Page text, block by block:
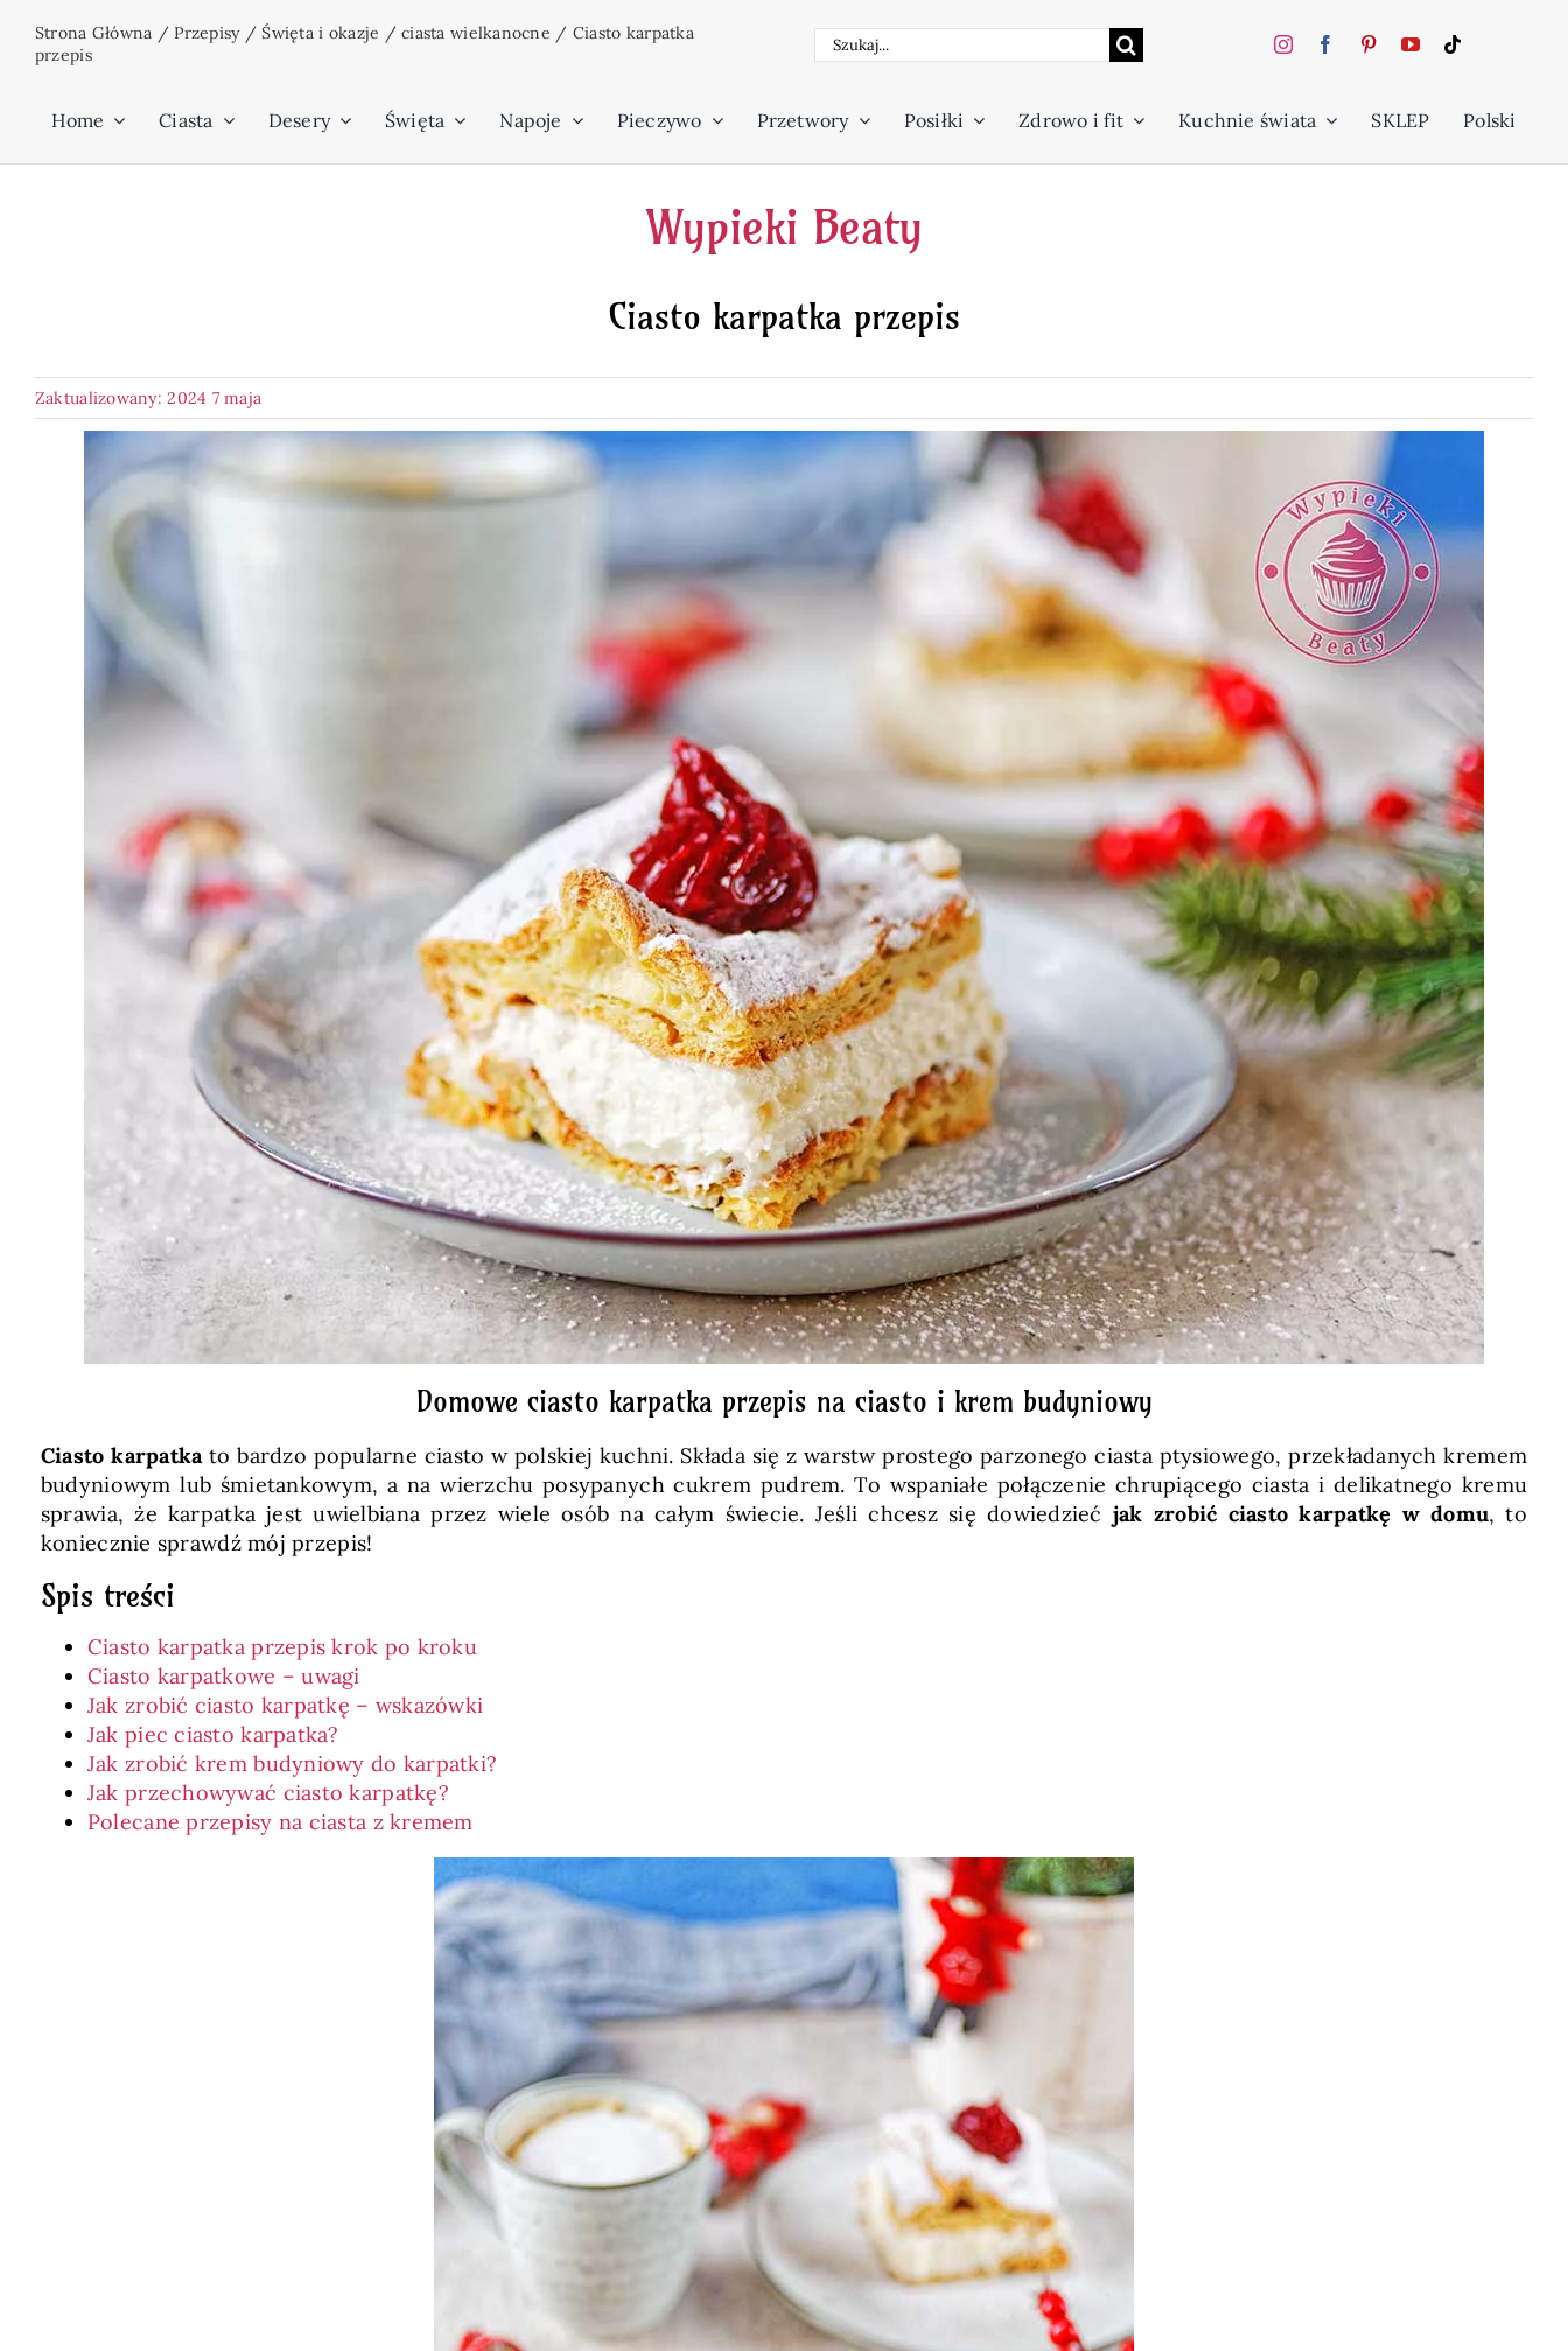
zawartości
Strona Główna /Przepisy/Święta i okazje /ciasta wielkanocne / Ciasto karpatka
przepis
Szukaj
Home Ciasta Desery Święta Napoje Pieczywo Przetwory Posiłki Zdrowo i fit Kuchnie świata SKLEP Polski
Wypieki Beaty
Ciasto karpatka przepis
Zaktualizowany: 2024 7 maja
Domowe ciasto karpatka przepis na ciasto i krem budyniowy
Ciasto karpatkato bardzo popularne ciasto w polskiej kuchni. Składa się z warstw prostego parzonego ciasta ptysiowego, przekładanych kremem
budyniowym lub śmietankowym, a na wierzchu posypanych cukrem pudrem. To wspaniałe połączenie chrupiącego ciasta i delikatnego kremu
sprawia, że karpatka jest uwielbiana przez wiele osób na całym świecie. Jeśli chcesz się dowiedzieć jak zrobić ciasto karpatkę w domu, to
koniecznie sprawdź mój przepis!
Spis treści
Ciasto karpatka przepis krok po kroku
Ciasto karpatkowe – uwagi
Jak zrobić ciasto karpatkę – wskazówki
Jak piec ciasto karpatka?
Jak zrobić krem budyniowy do karpatki?
Jak przechowywać ciasto karpatkę?
Polecane przepisy na ciasta z kremem